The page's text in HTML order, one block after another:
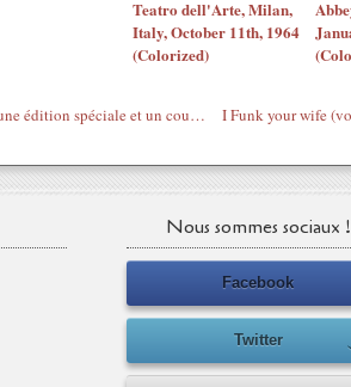
Teatro dell'Arte, Milan,
Italy, October 11th, 1964
(Colorized)
Pour ses 10 ans, le Gri-Gri s'offre une édition spéciale et un coup d'État !
Nous sommes sociaux !
Facebook
Twitter